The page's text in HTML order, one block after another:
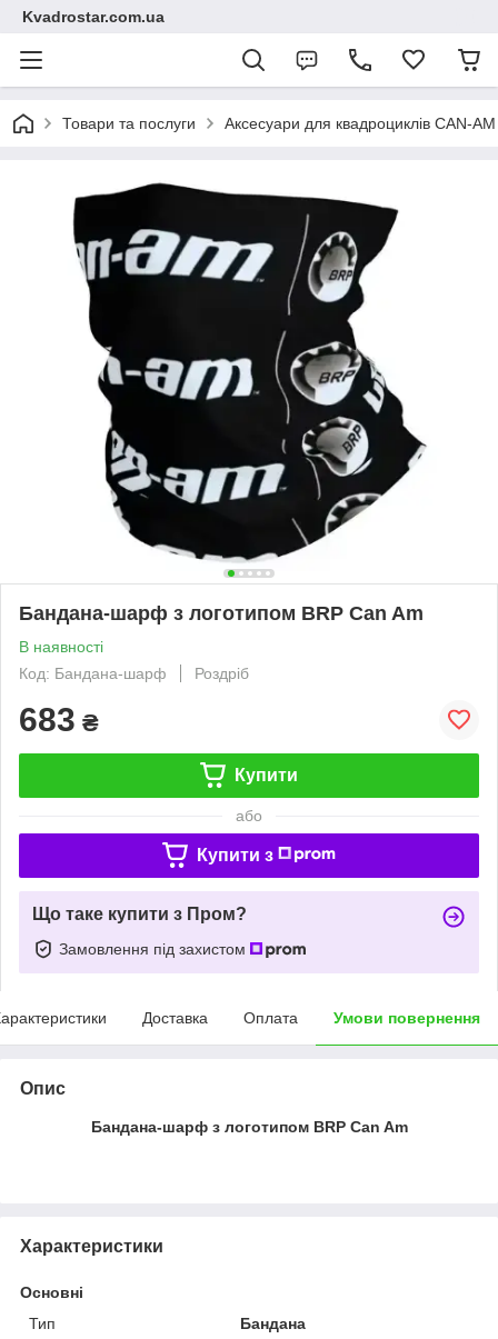
Kvadrostar.com.ua
Товари та послуги Аксесуари для квадроциклів CAN-
Бандана-шарф з логотипом BRP Can Am
В наявності
Код: Бандана-шарф
Роздріб
683 ₴
Купити
або
Купити з
Що таке купити з Пром?
Замовлення під захистом
Доставка Оплата Умови повернення
Опис
Бандана-шарф з логотипом BRP Can Am
Характеристики
Основні
Тип
Бандана